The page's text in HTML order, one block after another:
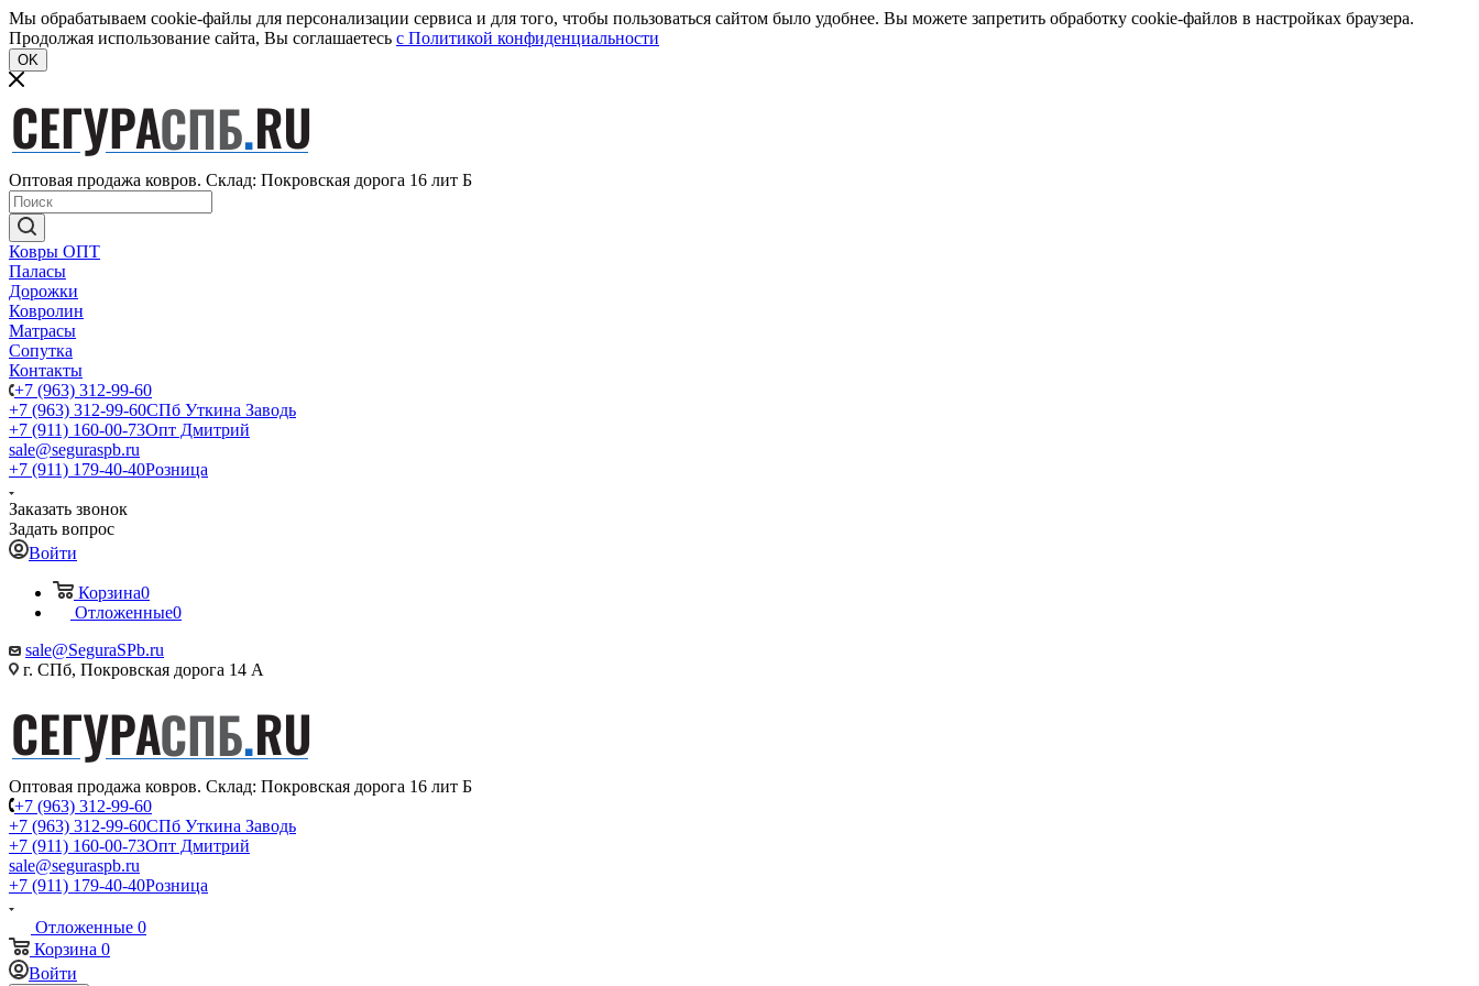
Мы обрабатываем cookie-файлы для персонализации сервиса и для того, чтобы пользоваться сайтом было удобнее. Вы можете запретить обработку cookie-файлов в настройках браузера.
Продолжая использование сайта, Вы соглашаетесь c Политикой конфиденциальности
OK
Оптовая продажа ковров. Склад: Покровская дорога 16 лит Б
Ковры ОПТ
Паласы
Дорожки
Ковролин
Матрасы
Сопутка
Контакты
+7 (963) 312-99-60
+7 (963) 312-99-60СПб Уткина Заводь
+7 (911) 160-00-73Опт Дмитрий
sale@seguraspb.ru
+7 (911) 179-40-40Розница
Заказать звонок
Задать вопрос
Войти
Корзина0
Отложенные0
sale@SeguraSPb.ru
г. СПб, Покровская дорога 14 А
Оптовая продажа ковров. Склад: Покровская дорога 16 лит Б
+7 (963) 312-99-60
+7 (963) 312-99-60СПб Уткина Заводь
+7 (911) 160-00-73Опт Дмитрий
sale@seguraspb.ru
+7 (911) 179-40-40Розница
Отложенные 0
Корзина 0
Войти